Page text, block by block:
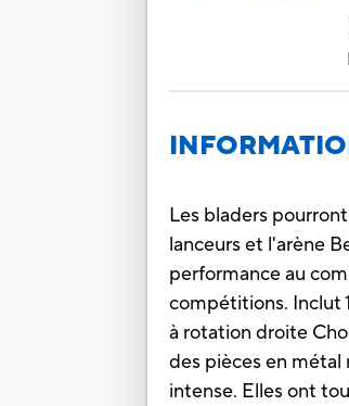
Les bladers
lanceurs et l'arène
performance au
compétitions. Inclut
à rotation droite
des pièces en
intense. Elles ont